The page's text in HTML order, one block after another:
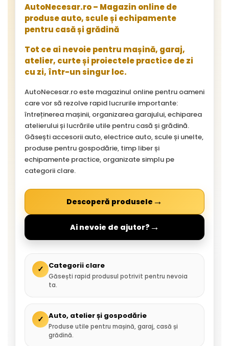
AutoNecesar.ro – Magazin online de
produse auto, scule și echipamente
pentru casă și grădină
Tot ce ai nevoie pentru mașină, garaj,
atelier, curte și proiectele practice de zi
cu zi, într-un singur loc.
AutoNecesar.ro este magazinul online pentru oameni
care vor să rezolve rapid lucrurile importante:
întreținerea mașinii, organizarea garajului, echiparea
atelierului și lucrările utile pentru casă și grădină.
Găsești accesorii auto, electrice auto, scule și unelte,
produse pentru gospodărie, timp liber și
echipamente practice, organizate simplu pe
categorii clare.
Descoperă produsele →
Ai nevoie de ajutor? →
✓ Categorii clare
Găsești rapid produsul potrivit pentru nevoia
ta.
✓ Auto, atelier și gospodărie
Produse utile pentru mașină, garaj, casă și
grădină.